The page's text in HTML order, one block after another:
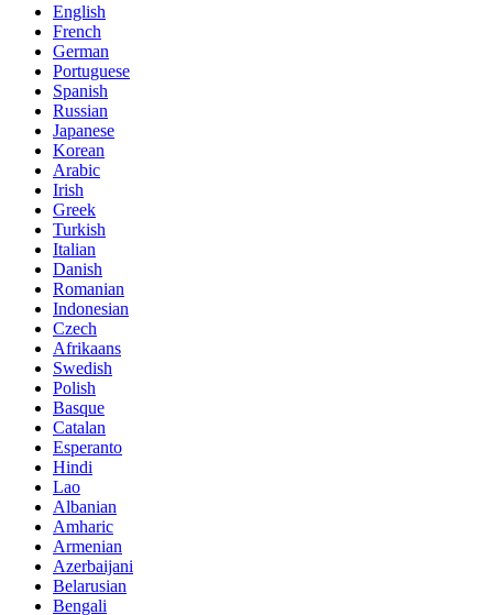
English
French
German
Portuguese
Spanish
Russian
Japanese
Korean
Arabic
Irish
Greek
Turkish
Italian
Danish
Romanian
Indonesian
Czech
Afrikaans
Swedish
Polish
Basque
Catalan
Esperanto
Hindi
Lao
Albanian
Amharic
Armenian
Azerbaijani
Belarusian
Bengali